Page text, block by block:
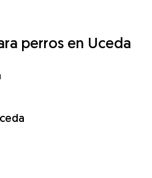
perros en Uceda